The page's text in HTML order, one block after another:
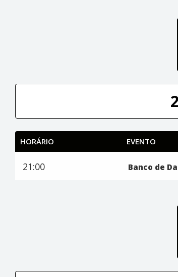
HORÁRIO EVENTO
21:00 Banco de